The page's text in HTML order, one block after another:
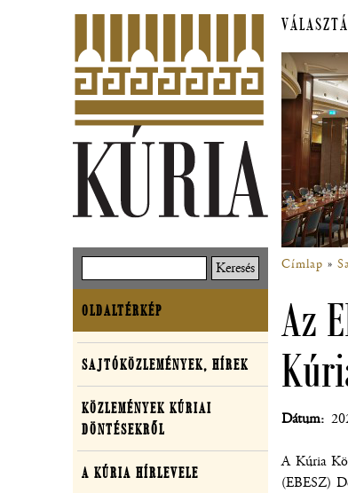
Címlap
Az
Dátum
A Kúria
(EBESZ)
Oldaltérkép
OLDALTÉRKÉP
Sajtó,
közlemények,
média
SAJTÓKÖZLEMÉNYEK, HÍREK
KÖZLEMÉNYEK KÚRIAI
DÖNTÉSEKRŐL
A KÚRIA HÍRLEVELE